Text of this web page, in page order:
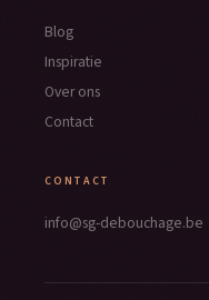
Blog
Inspiratie
Over ons
Contact
CONTACT
info@sg-debouchage.be